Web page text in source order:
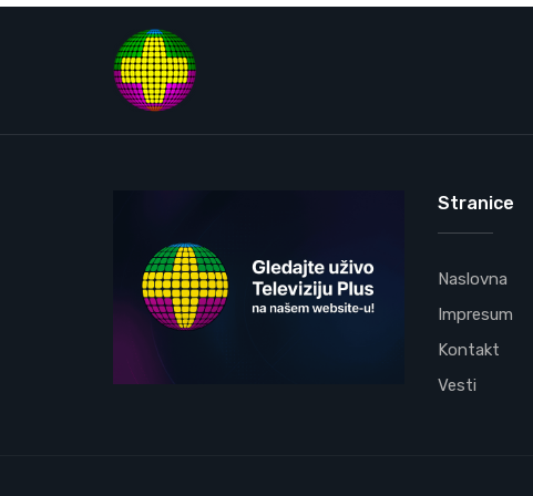
Stranice
Naslovna
Impresum
Kontakt
Vesti